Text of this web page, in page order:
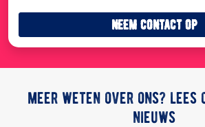
neem contact op
meer weten over ons?
nieuws